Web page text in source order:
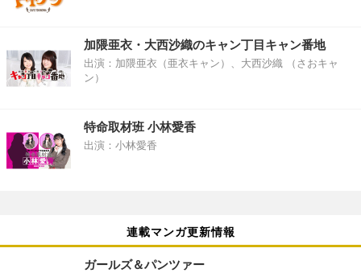
加隈亜衣・大西沙織のキャン丁目キャン番地
出演：加隈亜衣（亜衣キャン）、大西沙織 （さおキャ
ン）
特命取材班 小林愛香
出演：小林愛香
連載マンガ更新情報
ガールズ＆パンツァー